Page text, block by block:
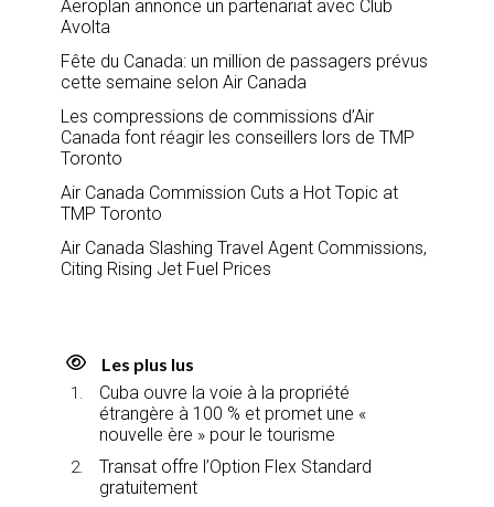
Aeroplan annonce un partenariat avec Club
Avolta
Fête du Canada: un million de passagers prévus
cette semaine selon Air Canada
Les compressions de commissions d’Air
Canada font réagir les conseillers lors de TMP
Toronto
Air Canada Commission Cuts a Hot Topic at
TMP Toronto
Air Canada Slashing Travel Agent Commissions,
Citing Rising Jet Fuel Prices
Les plus lus
Cuba ouvre la voie à la propriété
étrangère à 100 % et promet une «
nouvelle ère » pour le tourisme
Transat offre l’Option Flex Standard
gratuitement